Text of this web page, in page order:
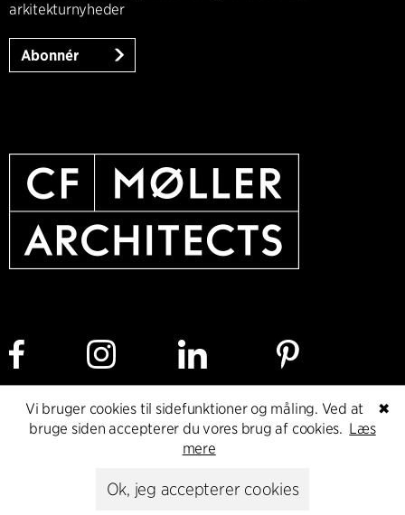
arkitekturnyheder
Abonnér
Cookie policy Dataetisk politik
Privacy policy
✖
Vi bruger cookies til sidefunktioner og måling. Ved at
bruge siden accepterer du vores brug af cookies. Læs
mere
Ok, jeg accepterer cookies